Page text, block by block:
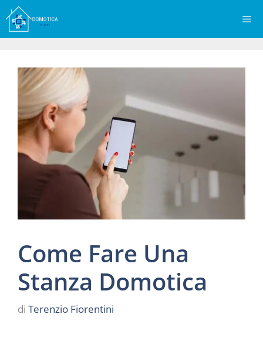
Vai
al
contenuto
Come Fare Una
Stanza Domotica
di Terenzio Fiorentini